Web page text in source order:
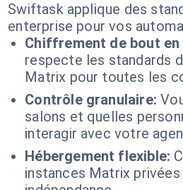
Swiftask applique des
enterprise pour vos
Chiffrement de bout en
respecte les standards
Matrix pour toutes les
Contrôle granulaire:
salons et quelles
interagir avec votre
Hébergement flexible:
instances Matrix